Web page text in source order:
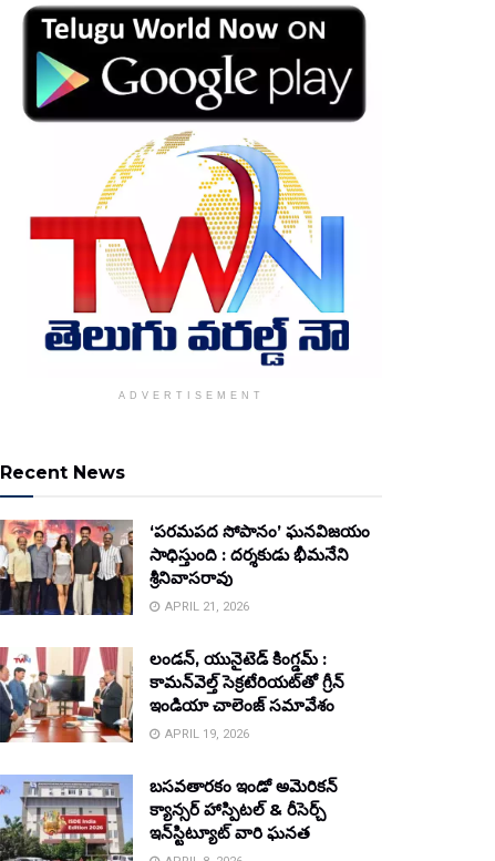
ADVERTISEMENT
Recent News
‘పరమపద సోపానం’ ఘనవిజయం
సాధిస్తుంది : దర్శకుడు భీమనేని
శ్రీనివాసరావు
APRIL 21, 2026
లండన్, యునైటెడ్ కింగ్డమ్ :
కామన్‌వెల్త్ సెక్రటేరియట్‌తో గ్రీన్
ఇండియా చాలెంజ్ సమావేశం
APRIL 19, 2026
బసవతారకం ఇండో అమెరికన్
క్యాన్సర్ హాస్పిటల్ & రీసెర్చ్
ఇన్‌స్టిట్యూట్ వారి ఘనత